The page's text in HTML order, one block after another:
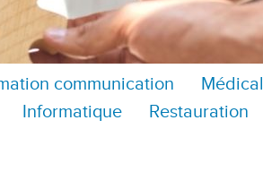
communication Médical
Informatique Restauration